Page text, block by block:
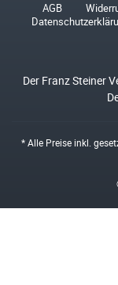
AGB
Der Franz Steiner
* Alle Preise inkl.